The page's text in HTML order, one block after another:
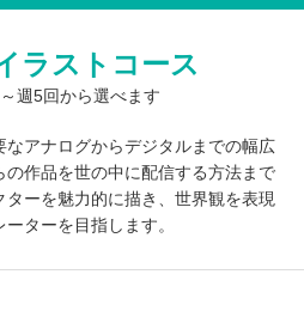
ます。レポート提出と質問はWeb
しています。
スがあります。また、授業外の時
ラストコース
週5回から選べます
アナログからデジタルまでの幅広
作品を世の中に配信する方法まで
ーを魅力的に描き、世界観を表現
ターを目指します。